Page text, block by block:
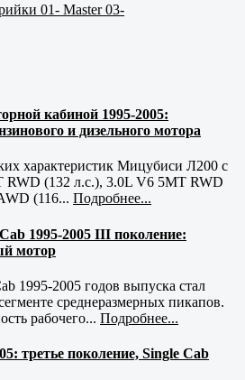
01- Master 03-
кабиной 1995-2005:
и дизельного мотора
характеристик Мицубиси Л200 с
RWD (132 л.с.), 3.0L V6 5MT RWD
(116... Подробнее...
1995-2005 III поколение:
мотор
1995-2005 годов выпуска стал
среднеразмерных пикапов.
рабочего... Подробнее...
третье поколение, Single Cab